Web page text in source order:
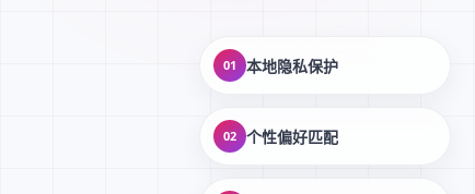
01 本地隐私保护
02 个性偏好匹配